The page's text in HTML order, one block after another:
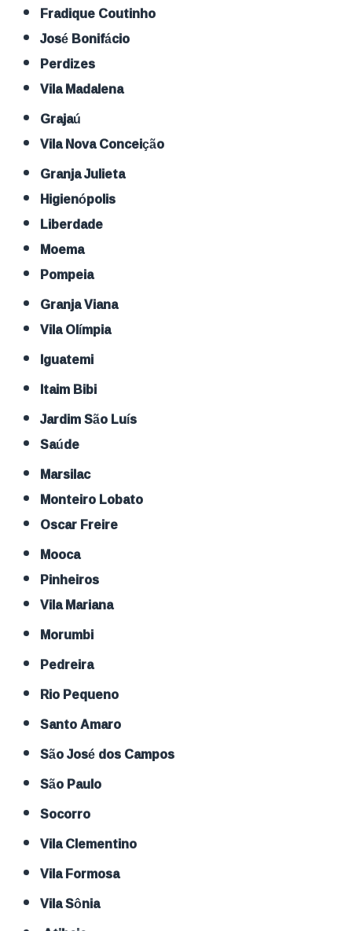
Fradique Coutinho
José Bonifácio
Perdizes
Vila Madalena
Grajaú
Vila Nova Conceição
Granja Julieta
Higienópolis
Liberdade
Moema
Pompeia
Granja Viana
Vila Olímpia
Iguatemi
Itaim Bibi
Jardim São Luís
Saúde
Marsilac
Monteiro Lobato
Oscar Freire
Mooca
Pinheiros
Vila Mariana
Morumbi
Pedreira
Rio Pequeno
Santo Amaro
São José dos Campos
São Paulo
Socorro
Vila Clementino
Vila Formosa
Vila Sônia